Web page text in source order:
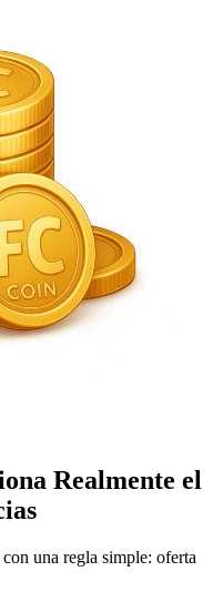
Realmente el
una regla simple: oferta